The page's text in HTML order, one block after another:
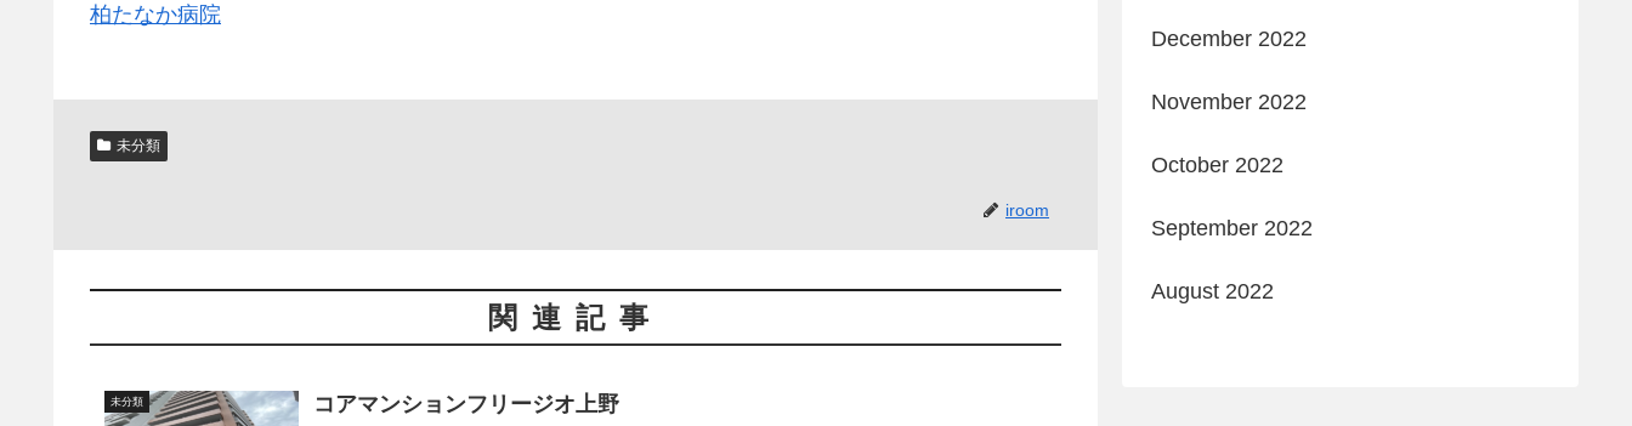
柏たなか病院
未分類
iroom
関連記事
未分類 コアマンションフリージオ上野
December 2022
November 2022
October 2022
September 2022
August 2022